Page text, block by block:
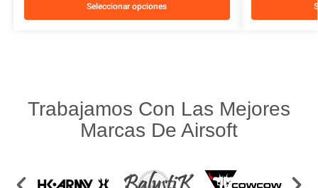
Seleccionar opciones
Trabajamos Con Las Mejores
Marcas De Airsoft